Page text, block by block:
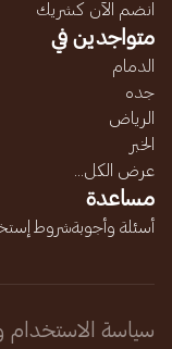
انضم الآن كشريك
متواجدين في
الدمام
جده
الرياض
الخبر
عرض الكل...
مساعدة
أسئلة وأجوبةشروط
سياسة الاستخدام